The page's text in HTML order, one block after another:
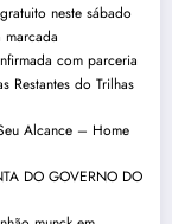
neste sábado
com parceria
Restantes do Trilhas
Alcance – Home
DO GOVERNO DO